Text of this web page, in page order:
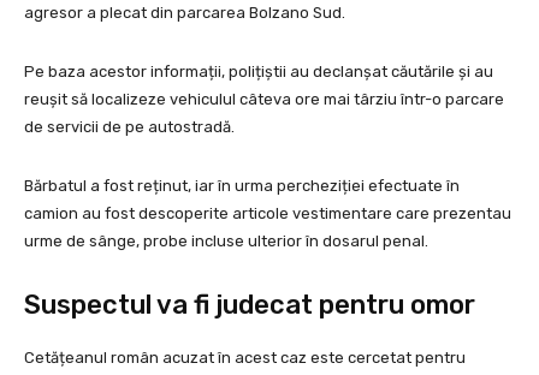
agresor a plecat din parcarea Bolzano Sud.
Pe baza acestor informații, polițiștii au declanșat căutările și au
reușit să localizeze vehiculul câteva ore mai târziu într-o parcare
de servicii de pe autostradă.
Bărbatul a fost reținut, iar în urma percheziției efectuate în
camion au fost descoperite articole vestimentare care prezentau
urme de sânge, probe incluse ulterior în dosarul penal.
Suspectul va fi judecat pentru omor
Cetățeanul român acuzat în acest caz este cercetat pentru